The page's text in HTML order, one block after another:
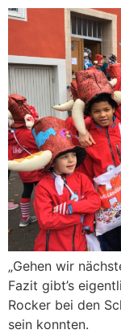
„Gehen wir
Fazit gibt’s
Rocker bei den
sein konnten.